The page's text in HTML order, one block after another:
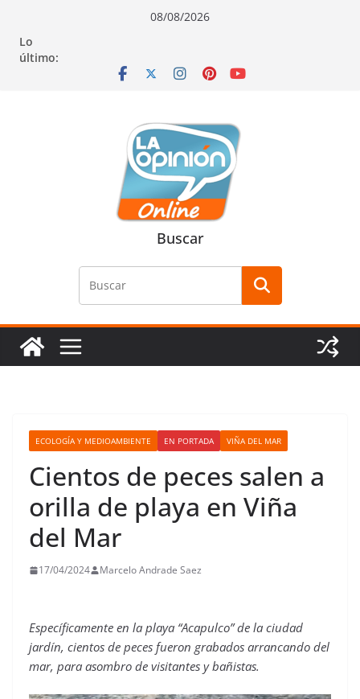
contenido
navegación
contenido
08/08/2026
Lo
último:
Buscar
ECOLOGÍA Y MEDIOAMBIENTE EN PORTADA VIÑA DEL MAR
Cientos de peces salen a
orilla de playa en Viña
del Mar
17/04/2024 Marcelo Andrade Saez
Específicamente en la playa “Acapulco” de la ciudad
jardín, cientos de peces fueron grabados arrancando del
mar, para asombro de visitantes y bañistas.